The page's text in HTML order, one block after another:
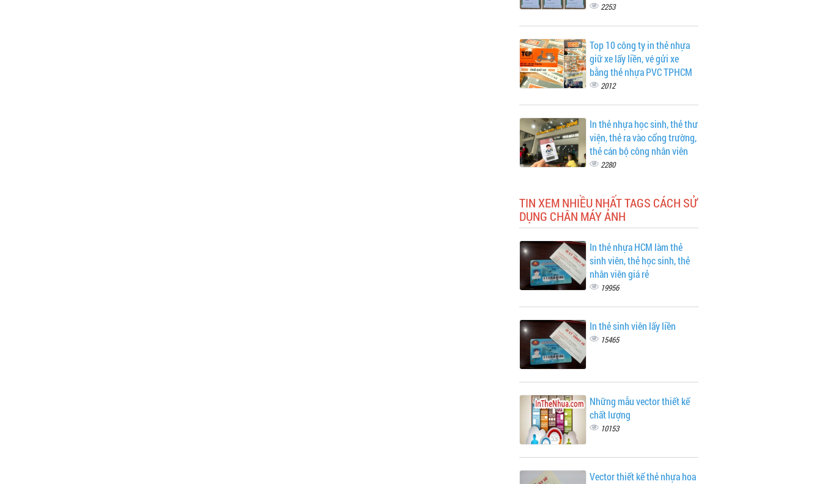
2253
Top 10 công ty in thẻ nhựa
giữ xe lấy liền, vé gửi xe
bằng thẻ nhựa PVC TPHCM
2012
In thẻ nhựa học sinh, thẻ thư
viện, thẻ ra vào cổng trường,
thẻ cán bộ công nhân viên
2280
TIN XEM NHIỀU NHẤT TAGS CÁCH SỬ
DỤNG CHÂN MÁY ẢNH
In thẻ nhựa HCM làm thẻ
sinh viên, thẻ học sinh, thẻ
nhân viên giá rẻ
19956
In thẻ sinh viên lấy liền
15465
Những mẫu vector thiết kế
chất lượng
10153
Vector thiết kế thẻ nhựa hoa